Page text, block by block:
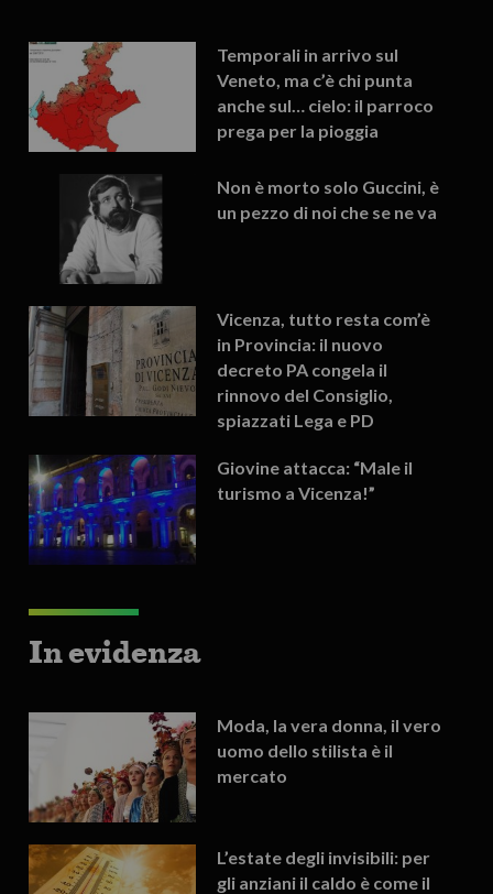
Temporali in arrivo sul
Veneto, ma c’è chi punta
anche sul… cielo: il parroco
prega per la pioggia
Non è morto solo Guccini, è
un pezzo di noi che se ne va
Vicenza, tutto resta com’è
in Provincia: il nuovo
decreto PA congela il
rinnovo del Consiglio,
spiazzati Lega e PD
Giovine attacca: “Male il
turismo a Vicenza!”
In evidenza
Moda, la vera donna, il vero
uomo dello stilista è il
mercato
L’estate degli invisibili: per
gli anziani il caldo è come il